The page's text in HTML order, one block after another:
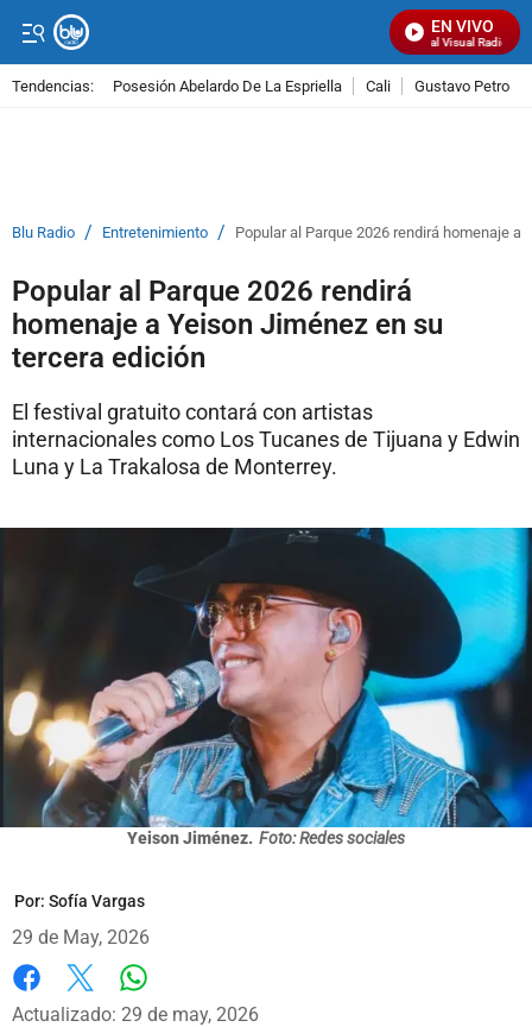
EN VIVO
Señal Visual Radio
Tendencias: Posesión Abelardo De La Espriella Cali Gustavo Petro
Blu Radio / Entretenimiento / Popular al Parque 2026 rendirá homenaje
Popular al Parque 2026 rendirá
homenaje a Yeison Jiménez en su
tercera edición
El festival gratuito contará con artistas
internacionales como Los Tucanes de Tijuana y Edwin
Luna y La Trakalosa de Monterrey.
Yeison Jiménez. Foto: Redes sociales
Por: Sofía Vargas
29 de May, 2026
Facebook
X
Actualizado: 29 de may, 2026